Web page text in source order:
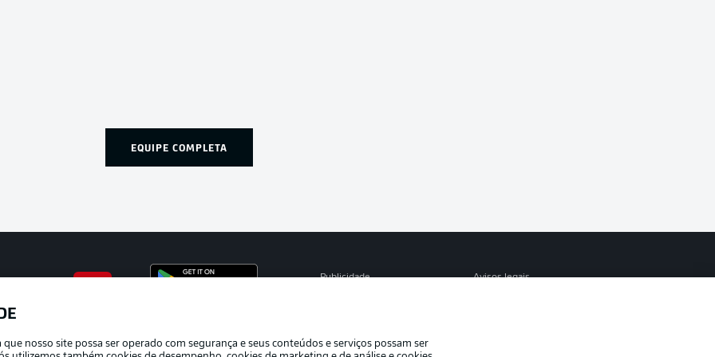
EQUIPE COMPLETA
Publicidade Avisos legais
Marca
nosso site possa ser operado com segurança e seus conteúdos e serviços possam ser